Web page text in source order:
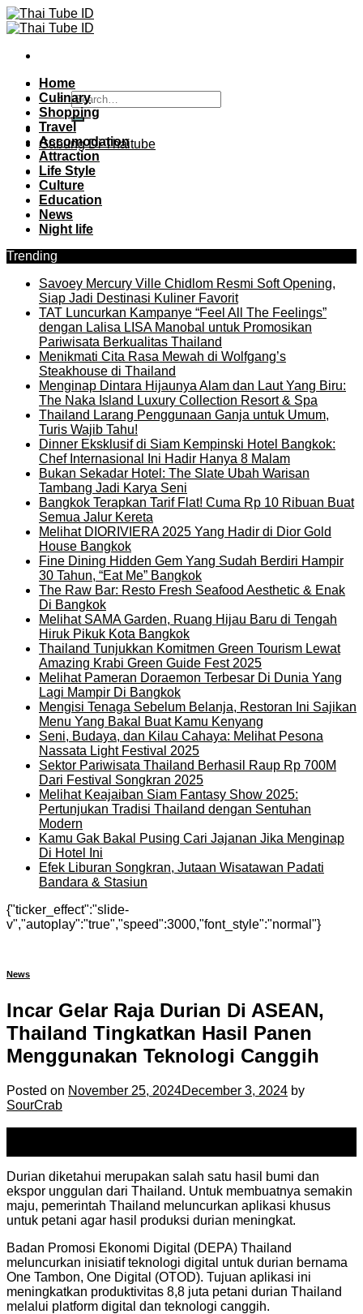
Skip
to
Gabung Di Thaitube
Home
Culinary
Shopping
Travel
Accomodation
Attraction
Life Style
Culture
Education
News
Night life
Trending
Savoey Mercury Ville Chidlom Resmi Soft Opening,
Siap Jadi Destinasi Kuliner Favorit
TAT Luncurkan Kampanye “Feel All The Feelings”
dengan Lalisa LISA Manobal untuk Promosikan
Pariwisata Berkualitas Thailand
Menikmati Cita Rasa Mewah di Wolfgang’s
Steakhouse di Thailand
Menginap Dintara Hijaunya Alam dan Laut Yang Biru:
The Naka Island Luxury Collection Resort & Spa
Thailand Larang Penggunaan Ganja untuk Umum,
Turis Wajib Tahu!
Dinner Eksklusif di Siam Kempinski Hotel Bangkok:
Chef Internasional Ini Hadir Hanya 8 Malam
Bukan Sekadar Hotel: The Slate Ubah Warisan
Tambang Jadi Karya Seni
Bangkok Terapkan Tarif Flat! Cuma Rp 10 Ribuan Buat
Semua Jalur Kereta
Melihat DIORIVIERA 2025 Yang Hadir di Dior Gold
House Bangkok
Fine Dining Hidden Gem Yang Sudah Berdiri Hampir
30 Tahun, “Eat Me” Bangkok
The Raw Bar: Resto Fresh Seafood Aesthetic & Enak
Di Bangkok
Melihat SAMA Garden, Ruang Hijau Baru di Tengah
Hiruk Pikuk Kota Bangkok
Thailand Tunjukkan Komitmen Green Tourism Lewat
Amazing Krabi Green Guide Fest 2025
Melihat Pameran Doraemon Terbesar Di Dunia Yang
Lagi Mampir Di Bangkok
Mengisi Tenaga Sebelum Belanja, Restoran Ini Sajikan
Menu Yang Bakal Buat Kamu Kenyang
Seni, Budaya, dan Kilau Cahaya: Melihat Pesona
Nassata Light Festival 2025
Sektor Pariwisata Thailand Berhasil Raup Rp 700M
Dari Festival Songkran 2025
Melihat Keajaiban Siam Fantasy Show 2025:
Pertunjukan Tradisi Thailand dengan Sentuhan
Modern
Kamu Gak Bakal Pusing Cari Jajanan Jika Menginap
Di Hotel Ini
Efek Liburan Songkran, Jutaan Wisatawan Padati
Bandara & Stasiun
{"ticker_effect":"slide-
v","autoplay":"true","speed":3000,"font_style":"normal"}
News
Incar Gelar Raja Durian Di ASEAN,
Thailand Tingkatkan Hasil Panen
Menggunakan Teknologi Canggih
Posted on November 25, 2024December 3, 2024 by
SourCrab
Durian diketahui merupakan salah satu hasil bumi dan
ekspor unggulan dari Thailand. Untuk membuatnya semakin
maju, pemerintah Thailand meluncurkan aplikasi khusus
untuk petani agar hasil produksi durian meningkat.
Badan Promosi Ekonomi Digital (DEPA) Thailand
meluncurkan inisiatif teknologi digital untuk durian bernama
One Tambon, One Digital (OTOD). Tujuan aplikasi ini
meningkatkan produktivitas 8,8 juta petani durian Thailand
melalui platform digital dan teknologi canggih.